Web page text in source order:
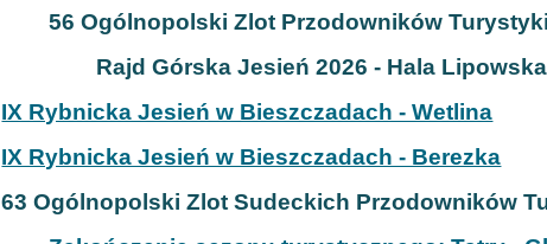
56 Ogólnopolski Zlot Przodowników
Rajd Górska Jesień 2026 - Hala Lipowska
IX Rybnicka Jesień w Bieszczadach - Wetlina
IX Rybnicka Jesień w Bieszczadach - Berezka
63Ogólnopolski Zlot Sudeckich Przodowników